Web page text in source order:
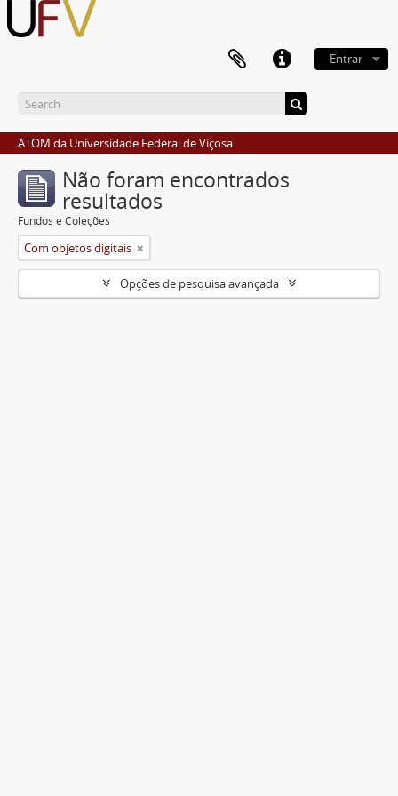
Entrar
ATOM da Universidade Federal de Viçosa
Não foram encontrados
resultados
Fundos e Coleções
Com objetos digitais
Opções de pesquisa avançada